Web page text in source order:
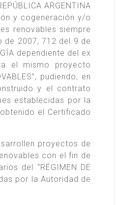
ARGENTINA
y cogeneración y/o
renovables siempre
de 2007, 712 del 9 de
dependiente del ex
el mismo proyecto
pudiendo, en
y el contrato
establecidas por la
el Certificado
proyectos de
con el fin de
del “RÉGIMEN DE
por la Autoridad de